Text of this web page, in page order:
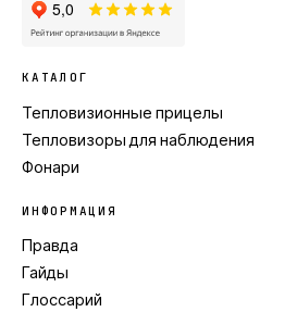
КАТАЛОГ
Тепловизионные прицелы
Тепловизоры для наблюдения
Фонари
ИНФОРМАЦИЯ
Правда
Гайды
Глоссарий